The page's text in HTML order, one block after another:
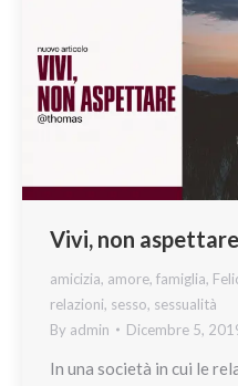
Vivi, non aspettare
amicizia, amore, famiglia,
relazioni, sesso, sessualità
By admin Dicembre 5,
In una società in cui le